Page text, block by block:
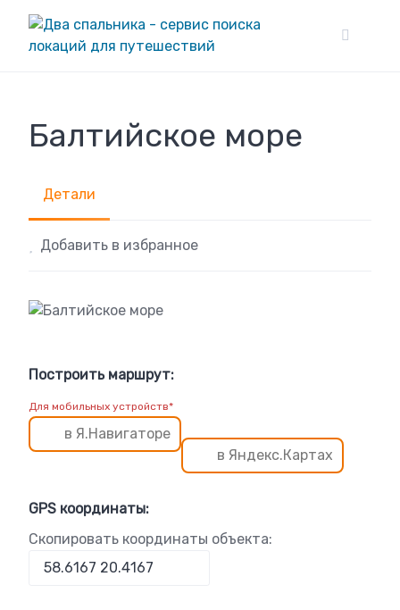
content
Балтийское море
Детали
Добавить в избранное
Построить маршрут:
Для мобильных устройств*
в Я.Навигаторе
в Яндекс.Картах
GPS координаты:
Скопировать координаты объекта: